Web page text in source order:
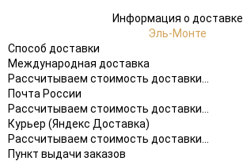
Информация о доставке
Эль-Монте
Способ доставки
Международная доставка
Рассчитываем стоимость доставки...
Почта России
Рассчитываем стоимость доставки...
Курьер (Яндекс Доставка)
Рассчитываем стоимость доставки...
Пункт выдачи заказов